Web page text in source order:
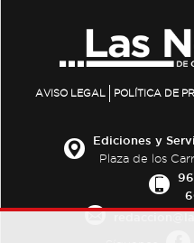
AVISO LEGAL POLÍTICA DE
Ediciones y
Plaza de los